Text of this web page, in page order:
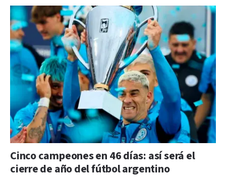
Cinco campeones en 46 días: así será el
cierre de año del fútbol argentino